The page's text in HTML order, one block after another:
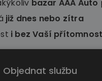
bazar AAA Auto
již dnes nebo zítra
i bez Vaší
Objednat službu